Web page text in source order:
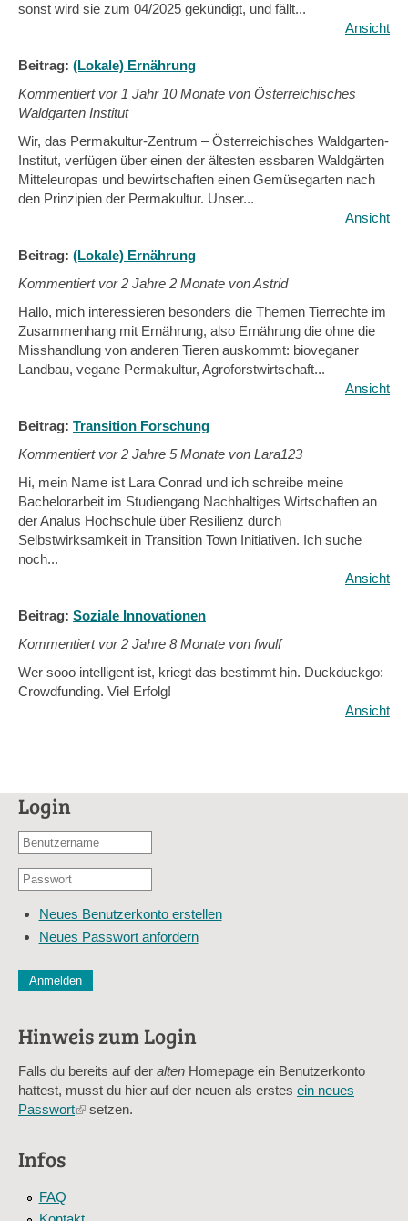
sonst wird sie zum 04/2025 gekündigt, und fällt...
Ansicht
Beitrag: (Lokale) Ernährung
Kommentiert vor 1 Jahr 10 Monate von Österreichisches
Waldgarten Institut
Wir, das Permakultur-Zentrum – Österreichisches Waldgarten-
Institut, verfügen über einen der ältesten essbaren Waldgärten
Mitteleuropas und bewirtschaften einen Gemüsegarten nach
den Prinzipien der Permakultur. Unser...
Ansicht
Beitrag: (Lokale) Ernährung
Kommentiert vor2 Jahre 2 Monate von Astrid
Hallo, mich interessieren besonders die Themen Tierrechte im
Zusammenhang mit Ernährung, also Ernährung die ohne die
Misshandlung von anderen Tieren auskommt: bioveganer
Landbau, vegane Permakultur, Agroforstwirtschaft...
Ansicht
Beitrag: Transition Forschung
Kommentiert vor2 Jahre 5 Monate von Lara123
Hi, mein Name ist Lara Conrad und ich schreibe meine
Bachelorarbeit im Studiengang Nachhaltiges Wirtschaften an
der Analus Hochschule über Resilienz durch
Selbstwirksamkeit in Transition Town Initiativen. Ich suche
noch...
Ansicht
Beitrag: Soziale Innovationen
Kommentiert vor2 Jahre 8 Monate von fwulf
Wer sooo intelligent ist, kriegt das bestimmt hin. Duckduckgo:
Crowdfunding. Viel Erfolg!
Ansicht
Login
Benutzername
E-
Adresse
Passwort
Neues Benutzerkonto erstellen
Neues Passwort anfordern
Diese Sicherheitsfrage überprüft, ob Sie ein menschlicher
Sag mir nicht, wie viele Sternlein stehen
Hinweis zum Login
Falls du bereits auf der alten Homepage ein Benutzerkonto
hattest, musst du hier auf der neuen als erstes ein neues
Passwort(linksetzen.
Infos
FAQ